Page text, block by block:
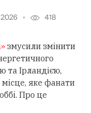
418
змусили змінити
та Ірландією,
місце, яке фанати
Про це